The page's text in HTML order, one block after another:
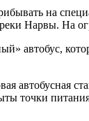
на
Нарвы. На
автобус,
автобусная
точки